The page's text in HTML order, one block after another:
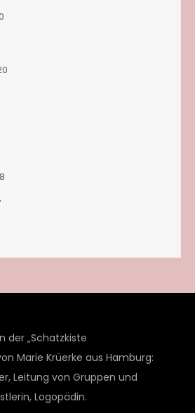
der „Schatzkiste
Marie Krüerke aus Hamburg:
Leitung von Gruppen und
Logopädin.